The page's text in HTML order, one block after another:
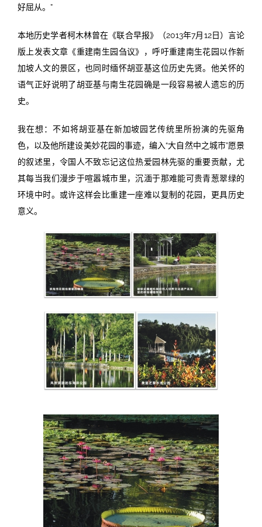
好屈从。”
本地历史学者柯木林曾在《联合早报》（2013年7月12日）言论
版上发表文章《重建南生园刍议》，呼吁重建南生花园以作新
加坡人文的景区，也同时缅怀胡亚基这位历史先贤。他关怀的
语气正好说明了胡亚基与南生花园确是一段容易被人遗忘的历
史。
我在想：不如将胡亚基在新加坡园艺传统里所扮演的先驱角
色，以及他所建设美妙花园的事迹，编入“大自然中之城市”愿景
的叙述里，令国人不致忘记这位热爱园林先驱的重要贡献，尤
其每当我们漫步于喧嚣城市里，沉湎于那难能可贵青葱翠绿的
环境中时。或许这样会比重建一座难以复制的花园，更具历史
意义。